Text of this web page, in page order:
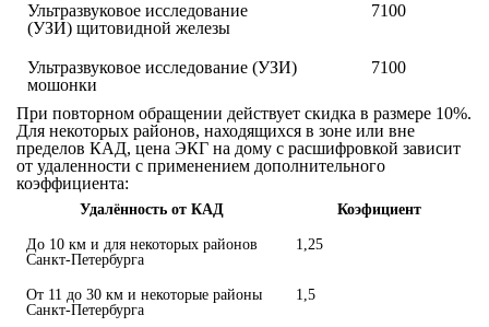
Ультразвуковое исследование
(УЗИ) щитовидной железы
7100
Ультразвуковое исследование (УЗИ)
мошонки
7100
При повторном обращении действует скидка в размере 10%.
Для некоторых районов, находящихся в зоне или вне
пределов КАД, цена ЭКГ на дому с расшифровкой зависит
от удаленности с применением дополнительного
коэффициента:
Удалённость от КАД Коэфициент
До 10 км и для некоторых районов
Санкт-Петербурга
1,25
От 11 до 30 км и некоторые районы
Санкт-Петербурга
1,5